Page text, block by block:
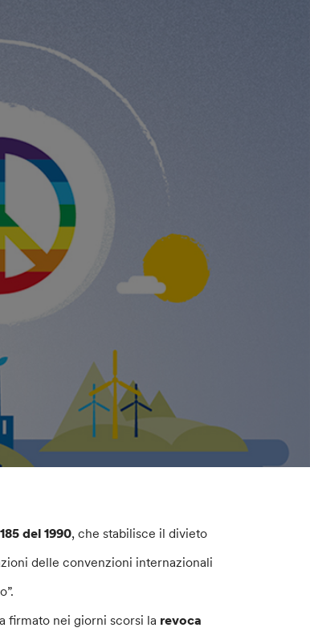
del 1990, che stabilisce il divieto
delle convenzioni internazionali
firmato nei giorni scorsi la revoca